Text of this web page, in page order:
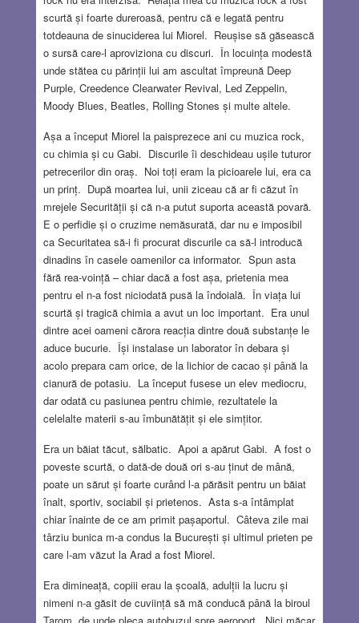
scurtă și foarte dureroasă, pentru că e legată pentru
totdeauna de sinuciderea lui Miorel. Reușise să găsească
o sursă care-l aproviziona cu discuri. În locuința modestă
unde stătea cu părinții lui am ascultat împreună Deep
Purple, Creedence Clearwater Revival, Led Zeppelin,
Moody Blues, Beatles, Rolling Stones și multe altele.
Așa a început Miorel la paisprezece ani cu muzica rock,
cu chimia și cu Gabi. Discurile îi deschideau ușile tuturor
petrecerilor din oraș. Noi toți eram la picioarele lui, era ca
un prinț. După moartea lui, unii ziceau că ar fi căzut în
mrejele Securității și că n-a putut suporta această povară.
E o perfidie și o cruzime nemăsurată, dar nu e imposibil
ca Securitatea să-i fi procurat discurile ca să-l introducă
dinadins în casele oamenilor ca informator. Spun asta
fără rea-voință – chiar dacă a fost așa, prietenia mea
pentru el n-a fost niciodată pusă la îndoială. În viața lui
scurtă și tragică chimia a avut un loc important. Era unul
dintre acei oameni cărora reacția dintre două substanțe le
aduce bucurie. Își instalase un laborator în debara și
acolo prepara cam orice, de la lichior de cacao și până la
cianură de potasiu. La început fusese un elev mediocru,
dar odată cu pasiunea pentru chimie, rezultatele la
celelalte materii s-au îmbunătățit și ele simțitor.
Era un băiat tăcut, sălbatic. Apoi a apărut Gabi. A fost o
poveste scurtă, o dată-de două ori s-au ținut de mână,
poate un sărut și foarte curând l-a părăsit pentru un băiat
înalt, sportiv, sociabil și prietenos. Asta s-a întâmplat
chiar înainte de ce am primit pașaportul. Câteva zile mai
târziu bunica m-a condus la București și ultimul prieten pe
care l-am văzut la Arad a fost Miorel.
Era dimineață, copiii erau la școală, adulții la lucru și
nimeni n-a găsit de cuviință să mă conducă până la biroul